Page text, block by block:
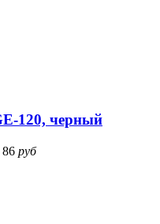
120, черный
86 руб